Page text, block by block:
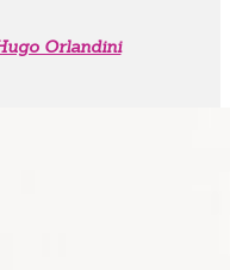
Orlandini